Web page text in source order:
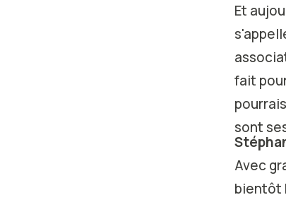
Et
fait
sont
Avec
bientôt